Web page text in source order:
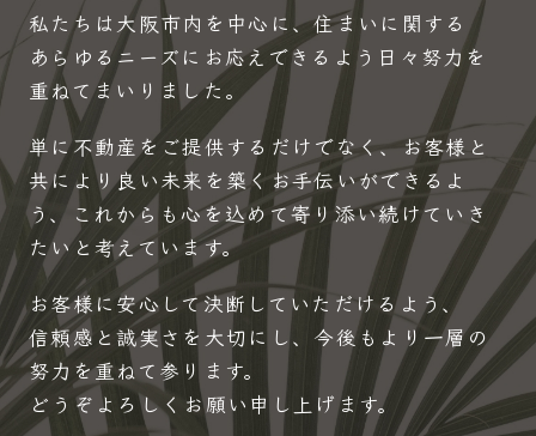
私たちは大阪市内を中心に、住まいに関する
あらゆるニーズにお応えできるよう日々努力を
重ねてまいりました。
単に不動産をご提供するだけでなく、お客様と
共により良い未来を築くお手伝いができるよ
う、これからも心を込めて寄り添い続けていき
たいと考えています。
お客様に安心して決断していただけるよう、
信頼感と誠実さを大切にし、今後もより一層の
努力を重ねて参ります。
どうぞよろしくお願い申し上げます。